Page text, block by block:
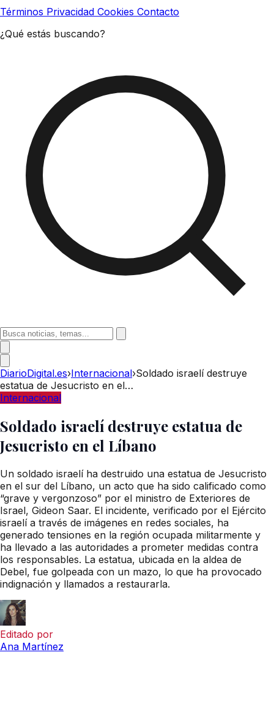
Términos Privacidad Cookies Contacto
¿Qué estás buscando?
DiarioDigital.es›Internacional›Soldado israelí destruye
estatua de Jesucristo en el…
Internacional
Soldado israelí destruye estatua de
Jesucristo en el Líbano
Un soldado israelí ha destruido una estatua de Jesucristo
en el sur del Líbano, un acto que ha sido calificado como
“grave y vergonzoso” por el ministro de Exteriores de
Israel, Gideon Saar. El incidente, verificado por el Ejército
israelí a través de imágenes en redes sociales, ha
generado tensiones en la región ocupada militarmente y
ha llevado a las autoridades a prometer medidas contra
los responsables. La estatua, ubicada en la aldea de
Debel, fue golpeada con un mazo, lo que ha provocado
indignación y llamados a restaurarla.
Editado por
Ana Martínez